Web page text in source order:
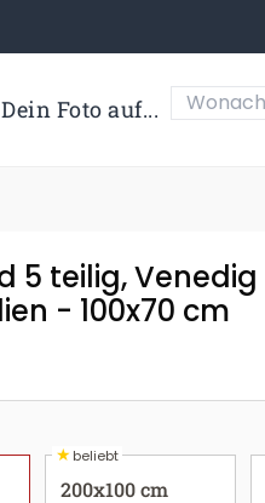
Dein Foto auf...
5 teilig, Venedig
- 100x70 cm
★beliebt
200x100 cm